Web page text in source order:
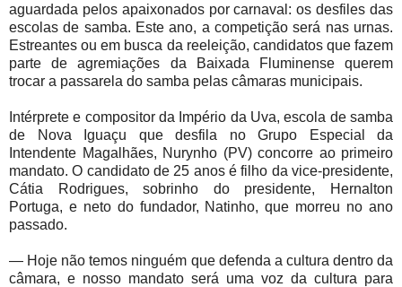
aguardada pelos apaixonados por carnaval: os desfiles das
escolas de samba. Este ano, a competição será nas urnas.
Estreantes ou em busca da reeleição, candidatos que fazem
parte de agremiações da Baixada Fluminense querem
trocar a passarela do samba pelas câmaras municipais.
Intérprete e compositor da Império da Uva, escola de samba
de Nova Iguaçu que desfila no Grupo Especial da
Intendente Magalhães, Nurynho (PV) concorre ao primeiro
mandato. O candidato de 25 anos é filho da vice-presidente,
Cátia Rodrigues, sobrinho do presidente, Hernalton
Portuga, e neto do fundador, Natinho, que morreu no ano
passado.
— Hoje não temos ninguém que defenda a cultura dentro da
câmara, e nosso mandato será uma voz da cultura para